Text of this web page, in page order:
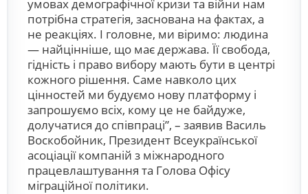
умовах демографічної кризи та війни нам
потрібна стратегія, заснована на фактах, а
не реакціях. І головне, ми віримо: людина
— найцінніше, що має держава. Її свобода,
гідність і право вибору мають бути в центрі
кожного рішення. Саме навколо цих
цінностей ми будуємо нову платформу і
запрошуємо всіх, кому це не байдуже,
долучатися до співпраці”, – заявив Василь
Воскобойник, Президент Всеукраїнської
асоціації компаній з міжнародного
працевлаштування та Голова Офісу
міграційної політики.